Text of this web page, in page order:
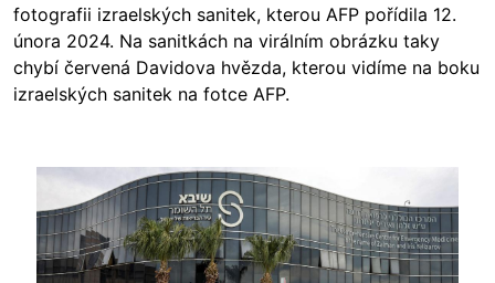
fotografii izraelských sanitek, kterou AFP pořídila 12.
února 2024. Na sanitkách na virálním obrázku taky
chybí červená Davidova hvězda, kterou vidíme na boku
izraelských sanitek na fotce AFP.
Image